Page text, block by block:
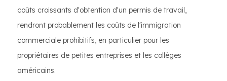
coûts croissants d'obtention d'un permis de travail,
rendront probablement les coûts de l'immigration
commerciale prohibitifs, en particulier pour les
propriétaires de petites entreprises et les collèges
américains.